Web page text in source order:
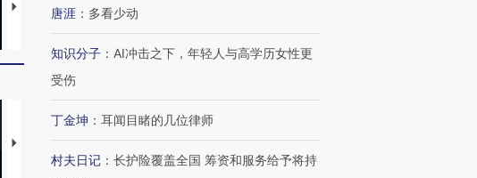
马航飞行员跨国走私7万
粒摇头丸 尿检体内含3种
【推广】走进第四届链博
会，让数智科技“链”接产
【特别呈现】寻找100种
【商旅对话】华住集团
CFO：不靠规模取胜，华
唐涯 ： 多看少动
知识分子 ： AI冲击之下，年轻人与高学历女性更
受伤
丁金坤 ： 耳闻目睹的几位律师
村夫日记 ： 长护险覆盖全国 筹资和服务给予将持